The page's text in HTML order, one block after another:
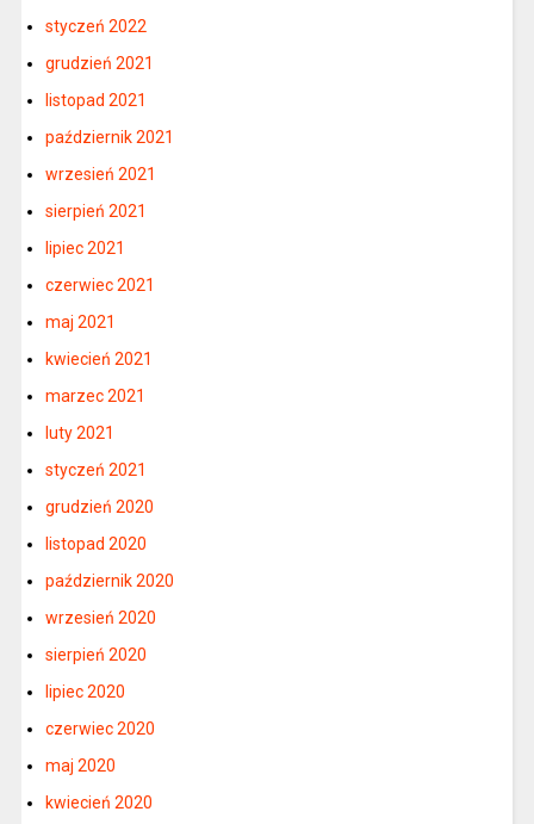
styczeń 2022
grudzień 2021
listopad 2021
październik 2021
wrzesień 2021
sierpień 2021
lipiec 2021
czerwiec 2021
maj 2021
kwiecień 2021
marzec 2021
luty 2021
styczeń 2021
grudzień 2020
listopad 2020
październik 2020
wrzesień 2020
sierpień 2020
lipiec 2020
czerwiec 2020
maj 2020
kwiecień 2020